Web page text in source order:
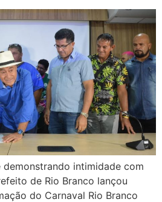
intimidade com
de Rio Branco lançou
do Carnaval Rio Branco